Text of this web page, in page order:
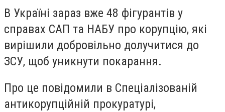
В Україні зараз вже 48 фігурантів у
справах САП та НАБУ про корупцію, які
вирішили добровільно долучитися до
ЗСУ, щоб уникнути покарання.
Про це повідомили в Спеціалізованій
антикорупційній прокуратурі,